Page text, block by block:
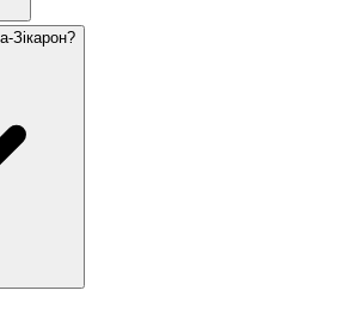
лунає о 20:00 напередодні, а
11:00 наступного дня, протягом
у тиші.
Зікарон?